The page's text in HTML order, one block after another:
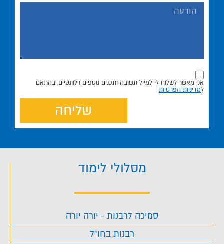
אני מאשר לשלוח לי למייל תשובה ותכנים נוספים רלוונטיים, בהתאם
למדיניות הפרטיות
שליחה
מסלולי לימוד
סמיכה לרבנות - יורה יורה
רבנות בחו"ל